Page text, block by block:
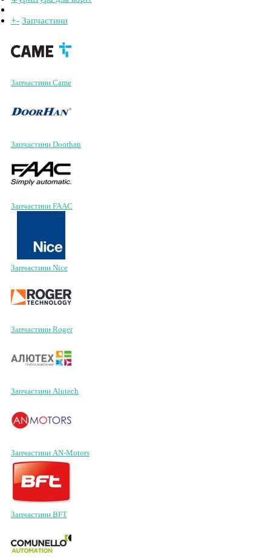
+- Запчастини
Запчастини Came
Запчастини Doorhan
Запчастини FAAC
Запчастини Nice
Запчастини Roger
Запчастини Alutech
Запчастини AN-Motors
Запчастини BFT